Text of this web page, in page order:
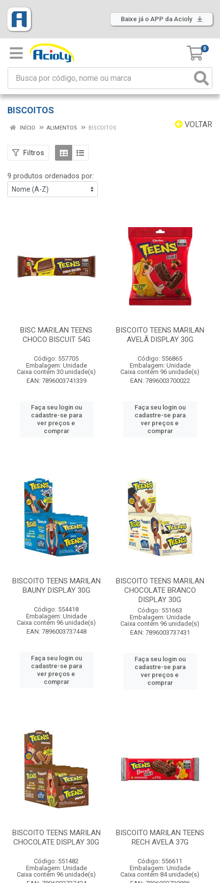
Baixe já o APP da Acioly
0
BISCOITOS
VOLTAR
INÍCIO ALIMENTOS BISCOITOS
Filtros
9 produtos ordenados por:
BISC MARILAN TEENS
CHOCO BISCUIT 54G
Código: 557705
Embalagem: Unidade
Caixa contém 30 unidade(s)
EAN: 7896003741339
Faça seu login ou
cadastre-se para
ver preços e
comprar
BISCOITO TEENS MARILAN
AVELÃ DISPLAY 30G
Código: 556865
Embalagem: Unidade
Caixa contém 96 unidade(s)
EAN: 7896003700022
Faça seu login ou
cadastre-se para
ver preços e
comprar
BISCOITO TEENS MARILAN
BAUNY DISPLAY 30G
Código: 554418
Embalagem: Unidade
Caixa contém 96 unidade(s)
EAN: 7896003737448
Faça seu login ou
cadastre-se para
ver preços e
comprar
BISCOITO TEENS MARILAN
CHOCOLATE BRANCO
DISPLAY 30G
Código: 551663
Embalagem: Unidade
Caixa contém 96 unidade(s)
EAN: 7896003737431
Faça seu login ou
cadastre-se para
ver preços e
comprar
BISCOITO TEENS MARILAN
CHOCOLATE DISPLAY 30G
Código: 551482
Embalagem: Unidade
Caixa contém 96 unidade(s)
BISCOITO MARILAN TEENS
RECH AVELA 37G
Código: 556611
Embalagem: Unidade
Caixa contém 84 unidade(s)